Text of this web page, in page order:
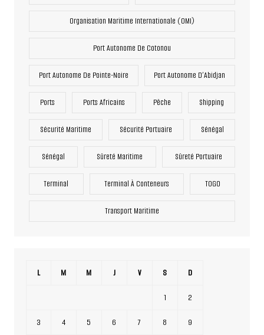
Organisation Maritime Internationale (OMI)
Port Autonome De Cotonou
Port Autonome De Pointe-Noire Port Autonome D’Abidjan
Ports Ports Africains Pêche Shipping
Sécurité Maritime Sécurité Portuaire Sénégal
Sénégal Sûreté Maritime Sûreté Portuaire
Terminal Terminal À Conteneurs TOGO
Transport Maritime
L M M J V S D
1 2
3 4 5 6 7 8 9